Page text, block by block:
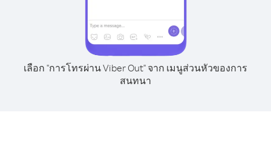
เลือก "การโทรผ่าน Viber Out" จาก เมนูส่วนหัวของการ
สนทนา